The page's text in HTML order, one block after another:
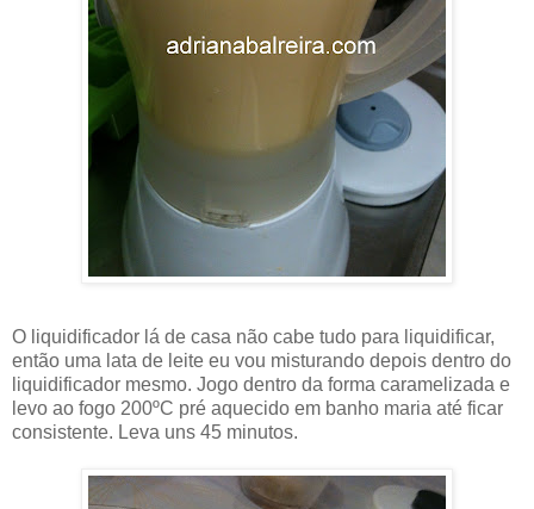
O liquidificador lá de casa não cabe tudo para liquidificar,
então uma lata de leite eu vou misturando depois dentro do
liquidificador mesmo. Jogo dentro da forma caramelizada e
levo ao fogo 200ºC pré aquecido em banho maria até ficar
consistente. Leva uns 45 minutos.